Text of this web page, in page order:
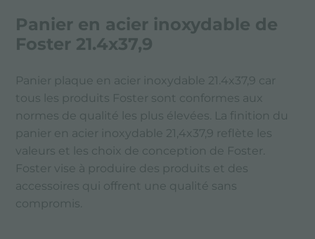
Panier en acier inoxydable de
Foster 21.4x37,9
Panier plaque en acier inoxydable 21.4x37,9 car
tous les produits Foster sont conformes aux
normes de qualité les plus élevées. La finition du
panier en acier inoxydable 21,4x37,9 reflète les
valeurs et les choix de conception de Foster.
Foster vise à produire des produits et des
accessoires qui offrent une qualité sans
compromis.